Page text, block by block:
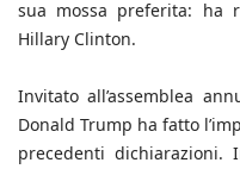
sua mossa preferita: ha
Hillary Clinton.
Invitato all’assemblea
Donald Trump ha fatto
precedenti dichiarazioni.